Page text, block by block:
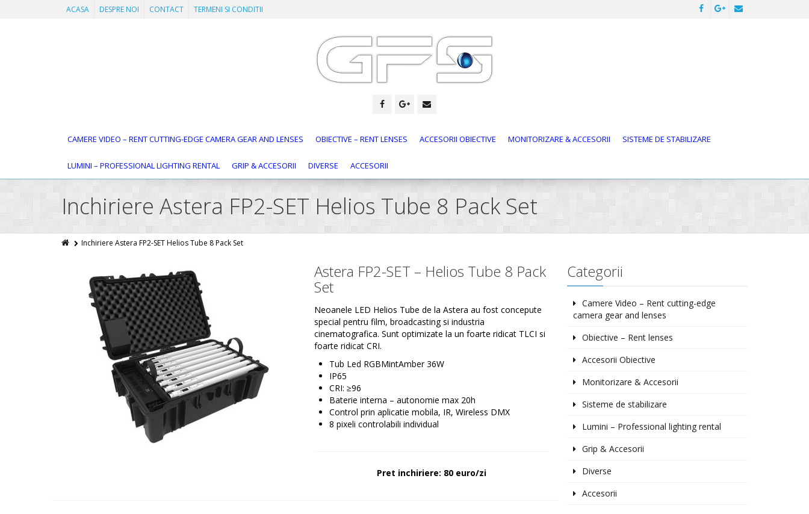
ACASA DESPRE NOI CONTACT TERMENI SI CONDITII
CAMERE VIDEO – RENT CUTTING-EDGE CAMERA GEAR AND LENSES OBIECTIVE – RENT LENSES ACCESORII OBIECTIVE MONITORIZARE & ACCESORII SISTEME DE STABILIZARE
LUMINI – PROFESSIONAL LIGHTING RENTAL GRIP & ACCESORII DIVERSE ACCESORII
Inchiriere Astera FP2-SET Helios Tube 8 Pack Set
Inchiriere Astera FP2-SET Helios Tube 8 Pack Set
Astera FP2-SET – Helios Tube 8 Pack
Set
Neoanele LED Helios Tube de la Astera au fost concepute
special pentru film, broadcasting si industria
cinematografica. Sunt optimizate la un foarte ridicat TLCI si
foarte ridicat CRI.
Tub Led RGBMintAmber 36W
IP65
CRI: ≥96
Baterie interna – autonomie max 20h
Control prin aplicatie mobila, IR, Wireless DMX
8 pixeli controlabili individual
Pret inchiriere: 80 euro/zi
Categorii
Camere Video – Rent cutting-edge
camera gear and lenses
Obiective – Rent lenses
Accesorii Obiective
Monitorizare & Accesorii
Sisteme de stabilizare
Lumini – Professional lighting rental
Grip & Accesorii
Diverse
Accesorii